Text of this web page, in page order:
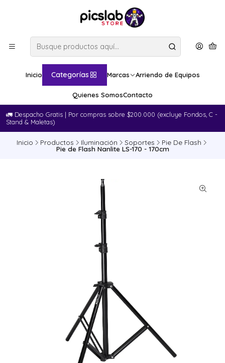
Inicio Categorías Marcas Arriendo de Equipos
Quienes SomosContacto
🚛​ Despacho Gratis | Por compras sobre $200.000 (excluye Fondos, C -
Stand & Maletas)
Inicio Productos Iluminación Soportes Pie De Flash
Pie de Flash Nanlite LS-170 - 170cm